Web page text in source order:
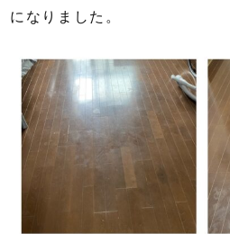
になりました。